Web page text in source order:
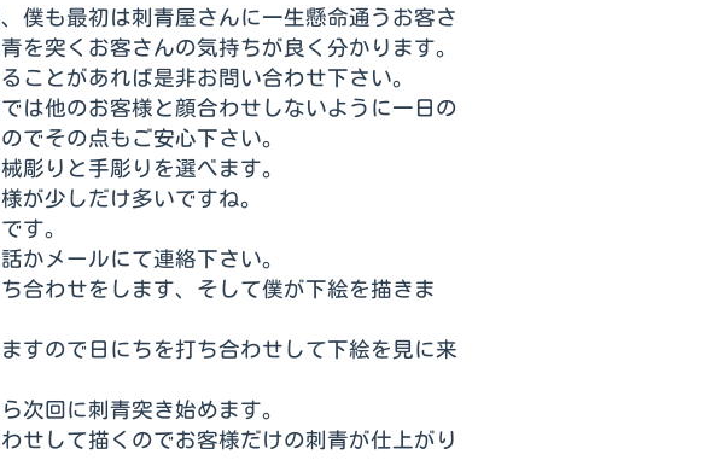
僕も最初は刺青屋さんに一生懸命通うお客さ
を突くお客さんの気持ちが良く分かります。
ことがあれば是非お問い合わせ下さい。
は他のお客様と顔合わせしないように一日の
でその点もご安心下さい。
彫りと手彫りを選べます。
が少しだけ多いですね。
す。
かメールにて連絡下さい。
合わせをします、そして僕が下絵を描きま
すので日にちを打ち合わせして下絵を見に来
次回に刺青突き始めます。
せして描くのでお客様だけの刺青が仕上がり